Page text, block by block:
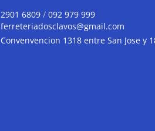
2901 6809 /092 979 999
ferreteriadosclavos@gmail.com
Convenvencion 1318 entre San Jose y